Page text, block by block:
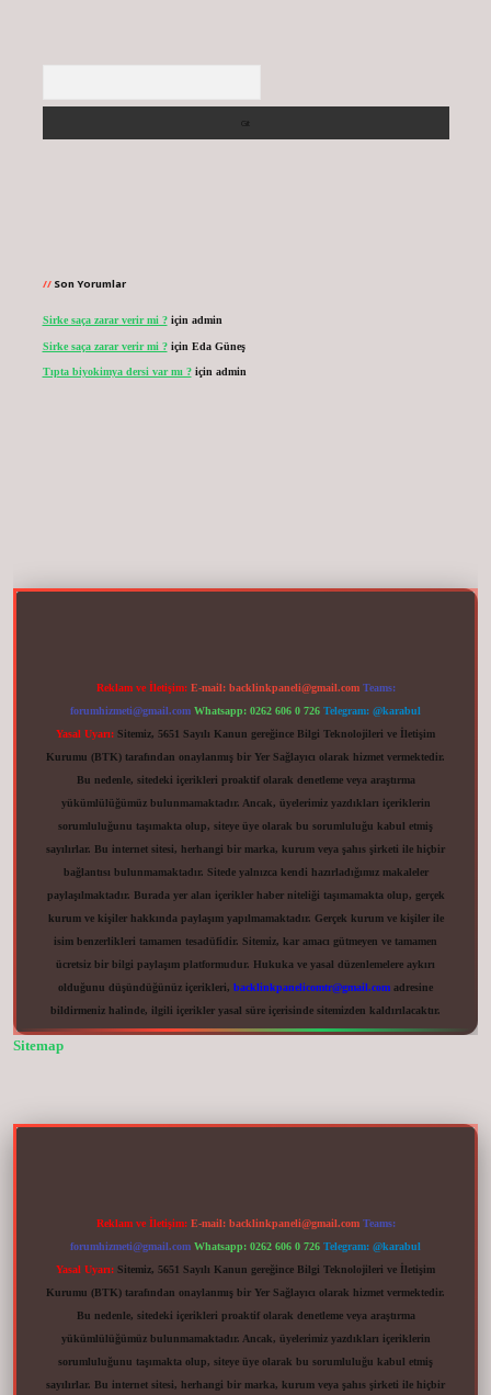
Son Yorumlar
Sirke saça zarar verir mi ?için admin
Sirke saça zarar verir mi ?için Eda Güneş
Tıpta biyokimya dersi var mı ?için admin
Reklam ve İletişim: E-mail: backlinkpaneli@gmail.com Teams:
forumhizmeti@gmail.com Whatsapp: 0262 606 0 726 Telegram: @karabul
Yasal Uyarı: Sitemiz, 5651 Sayılı Kanun gereğince Bilgi Teknolojileri ve İletişim
Kurumu (BTK) tarafından onaylanmış bir Yer Sağlayıcı olarak hizmet vermektedir.
Bu nedenle, sitedeki içerikleri proaktif olarak denetleme veya araştırma
yükümlülüğümüz bulunmamaktadır. Ancak, üyelerimiz yazdıkları içeriklerin
sorumluluğunu taşımakta olup, siteye üye olarak bu sorumluluğu kabul etmiş
sayılırlar. Bu internet sitesi, herhangi bir marka, kurum veya şahıs şirketi ile hiçbir
bağlantısı bulunmamaktadır. Sitede yalnızca kendi hazırladığımız makaleler
paylaşılmaktadır. Burada yer alan içerikler haber niteliği taşımamakta olup, gerçek
kurum ve kişiler hakkında paylaşım yapılmamaktadır. Gerçek kurum ve kişiler ile
isim benzerlikleri tamamen tesadüfidir. Sitemiz, kar amacı gütmeyen ve tamamen
ücretsiz bir bilgi paylaşım platformudur. Hukuka ve yasal düzenlemelere aykırı
olduğunu düşündüğünüz içerikleri, backlinkpanelicomtr@gmail.com adresine
bildirmeniz halinde, ilgili içerikler yasal süre içerisinde sitemizden kaldırılacaktır.
Sitemap
Reklam ve İletişim: E-mail: backlinkpaneli@gmail.com Teams:
forumhizmeti@gmail.com Whatsapp: 0262 606 0 726 Telegram: @karabul
Yasal Uyarı: Sitemiz, 5651 Sayılı Kanun gereğince Bilgi Teknolojileri ve İletişim
Kurumu (BTK) tarafından onaylanmış bir Yer Sağlayıcı olarak hizmet vermektedir.
Bu nedenle, sitedeki içerikleri proaktif olarak denetleme veya araştırma
yükümlülüğümüz bulunmamaktadır. Ancak, üyelerimiz yazdıkları içeriklerin
sorumluluğunu taşımakta olup, siteye üye olarak bu sorumluluğu kabul etmiş
sayılırlar. Bu internet sitesi, herhangi bir marka, kurum veya şahıs şirketi ile hiçbir